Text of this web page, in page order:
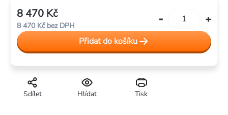
Tisk
Hlídat
Sdílet
8 470 Kč
8 470 Kč bez DPH
cena:
Přidat do košíku